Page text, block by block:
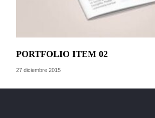
PORTFOLIO ITEM 02
27 diciembre 2015